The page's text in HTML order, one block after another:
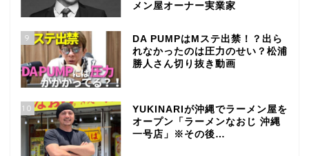
メン屋オーナー実業家
9
DA PUMPはMステ出禁！？出ら
れなかったのは圧力のせい？松浦
勝人さん切り抜き動画
10
YUKINARIが沖縄でラーメン屋を
オープン「ラーメンなおじ 沖縄
一号店」※その後…